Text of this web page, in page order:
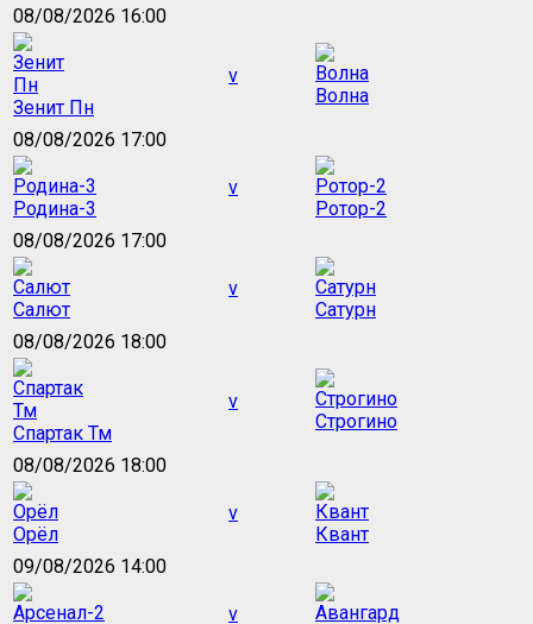
08/08/2026 16:00
Зенит Пн
v
Волна
08/08/2026 17:00
Родина-3
v
Ротор-2
08/08/2026 17:00
Салют
v
Сатурн
08/08/2026 18:00
Спартак Тм
v
Строгино
08/08/2026 18:00
Орёл
v
Квант
09/08/2026 14:00
v